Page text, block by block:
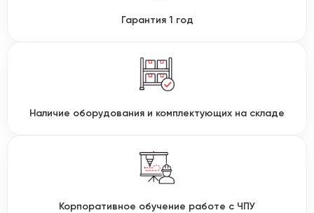
Гарантия 1 год
Наличие оборудования и комплектующих на складе
Корпоративное обучение работе с ЧПУ